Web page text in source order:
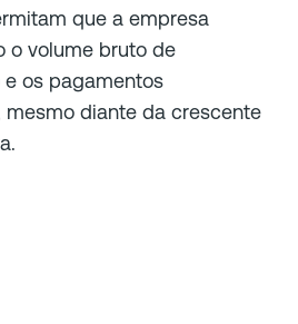
que a empresa
o volume bruto de
e os pagamentos
mesmo diante da crescente